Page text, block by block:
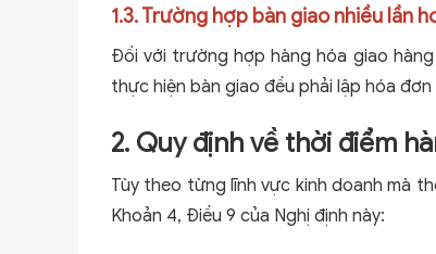
1.3. Trường hợp bàn giao nhiều lần
Đối với trường hợp hàng hóa giao
thực hiện bàn giao đều phải lập hóa
2. Quy định về thời điểm
Tùy theo từng lĩnh vực kinh doanh mà
Khoản 4, Điều 9 của Nghị định này: